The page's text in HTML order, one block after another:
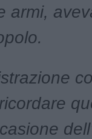
armi,